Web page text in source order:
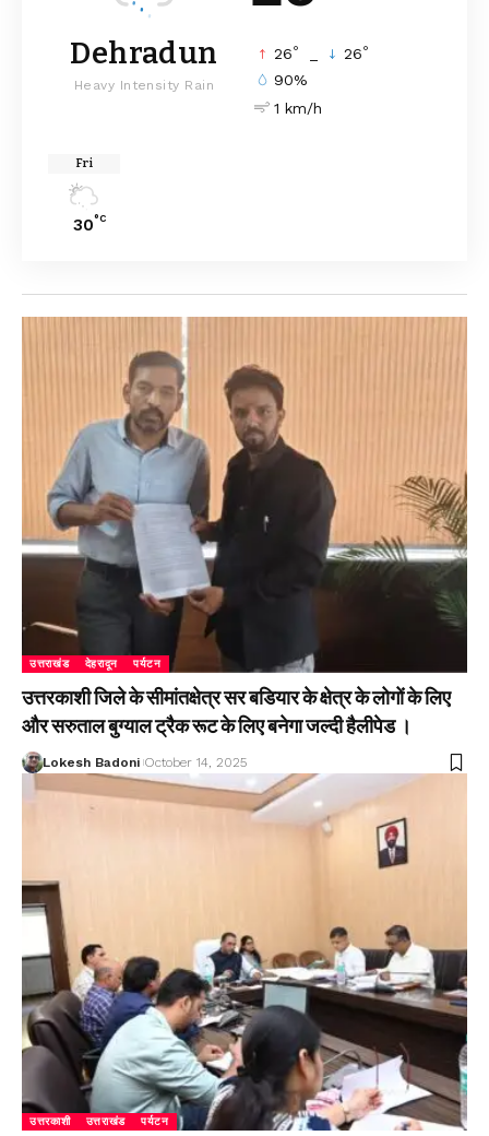
Dehradun
Heavy Intensity Rain
26° 26°
90%
1 km/h
Fri
30°C
उत्तराखंड देहरादून पर्यटन
उत्तरकाशी जिले के सीमांतक्षेत्र सर बडियार के क्षेत्र के लोगों के लिए
और सरुताल बुग्याल ट्रैक रूट के लिए बनेगा जल्दी हैलीपेड ।
Lokesh Badoni October 14, 2025
उत्तरकाशी उत्तराखंड पर्यटन